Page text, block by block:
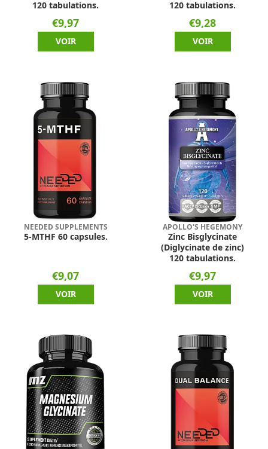
120 tabulations.
€9,97
VOIR
120 tabulations.
€9,28
VOIR
NEEDED SUPPLEMENTS
5-MTHF 60 capsules.
€9,07
VOIR
APOLLO'S HEGEMONY
Zinc Bisglycinate
(Diglycinate de zinc)
120 tabulations.
€9,97
VOIR